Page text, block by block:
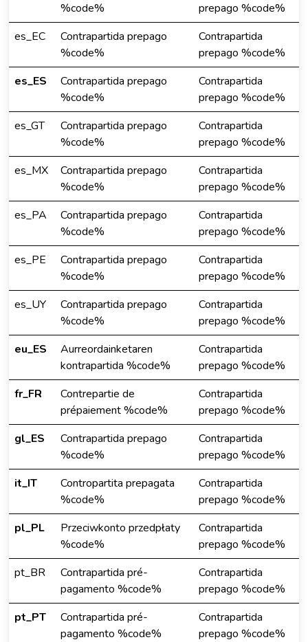
%code%
prepago %code%
es_EC
Contrapartida prepago
%code%
Contrapartida
prepago %code%
es_ES
Contrapartida prepago
%code%
Contrapartida
prepago %code%
es_GT
Contrapartida prepago
%code%
Contrapartida
prepago %code%
es_MX
Contrapartida prepago
%code%
Contrapartida
prepago %code%
es_PA
Contrapartida prepago
%code%
Contrapartida
prepago %code%
es_PE
Contrapartida prepago
%code%
Contrapartida
prepago %code%
es_UY
Contrapartida prepago
%code%
Contrapartida
prepago %code%
eu_ES
Aurreordainketaren
kontrapartida %code%
Contrapartida
prepago %code%
fr_FR
Contrepartie de
prépaiement %code%
Contrapartida
prepago %code%
gl_ES
Contrapartida prepago
%code%
Contrapartida
prepago %code%
it_IT
Contropartita prepagata
%code%
Contrapartida
prepago %code%
pl_PL
Przeciwkonto przedpłaty
%code%
Contrapartida
prepago %code%
pt_BR
Contrapartida pré-
pagamento %code%
Contrapartida
prepago %code%
pt_PT
Contrapartida pré-
pagamento %code%
Contrapartida
prepago %code%